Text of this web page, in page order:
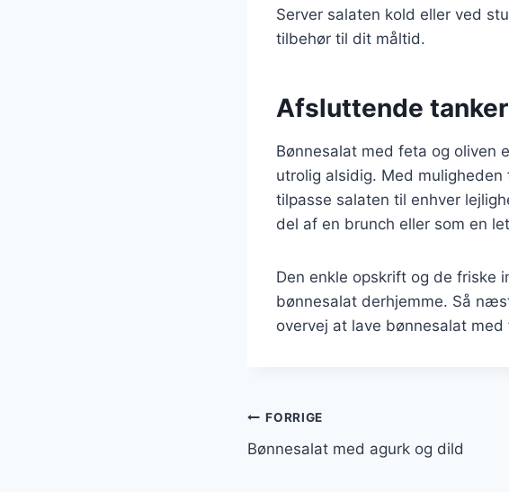
Server salaten kold eller ved
tilbehør til dit måltid.
Afsluttende
Bønnesalat med feta og oliven
utrolig alsidig. Med
tilpasse salaten til enhver
del af en brunch eller som en
Den enkle opskrift og de friske
bønnesalat derhjemme. Så
overvej at lave bønnesalat
Indlægsnavigation
FORRIGE
Bønnesalat med agurk og dild